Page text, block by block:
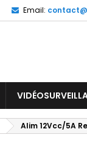
Email:
Alim 12Vcc/5A